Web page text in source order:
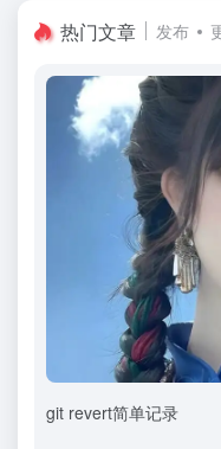
热门文章 发布
git revert简单记录